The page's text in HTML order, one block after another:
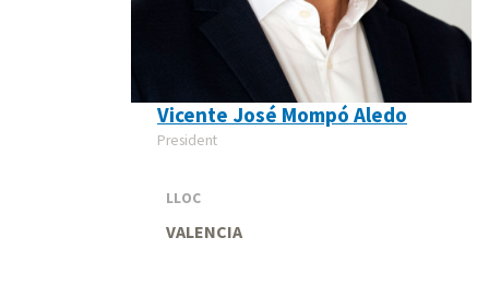
Vicente José Mompó Aledo
President
LLOC
VALENCIA